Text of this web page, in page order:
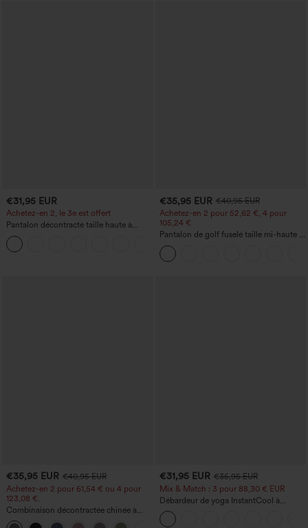
€31,95 EUR
Achetez-en 2, le 3e est offert
Pantalon décontracté taille haute à
cordon, coupe large en mélange de lin,
avec poches
€35,95 EUR €40,95 EUR
Achetez-en 2 pour 52,62 €, 4 pour
105,24 €
Pantalon de golf fuselé taille mi-haute à
cordon, ourlet incurvé, séchage rapide,
avec poches — UPF40+
€35,95 EUR €40,95 EUR
Achetez-en 2 pour 61,54 € ou 4 pour
123,08 €.
Combinaison décontractée chinée à
bretelles réglables, fronces et jambes
€31,95 EUR €35,95 EUR
Mix & Match : 3 pour 88,30 € EUR
Débardeur de yoga InstantCool à
encolure en U et ourlet arrondi –
UPF50+